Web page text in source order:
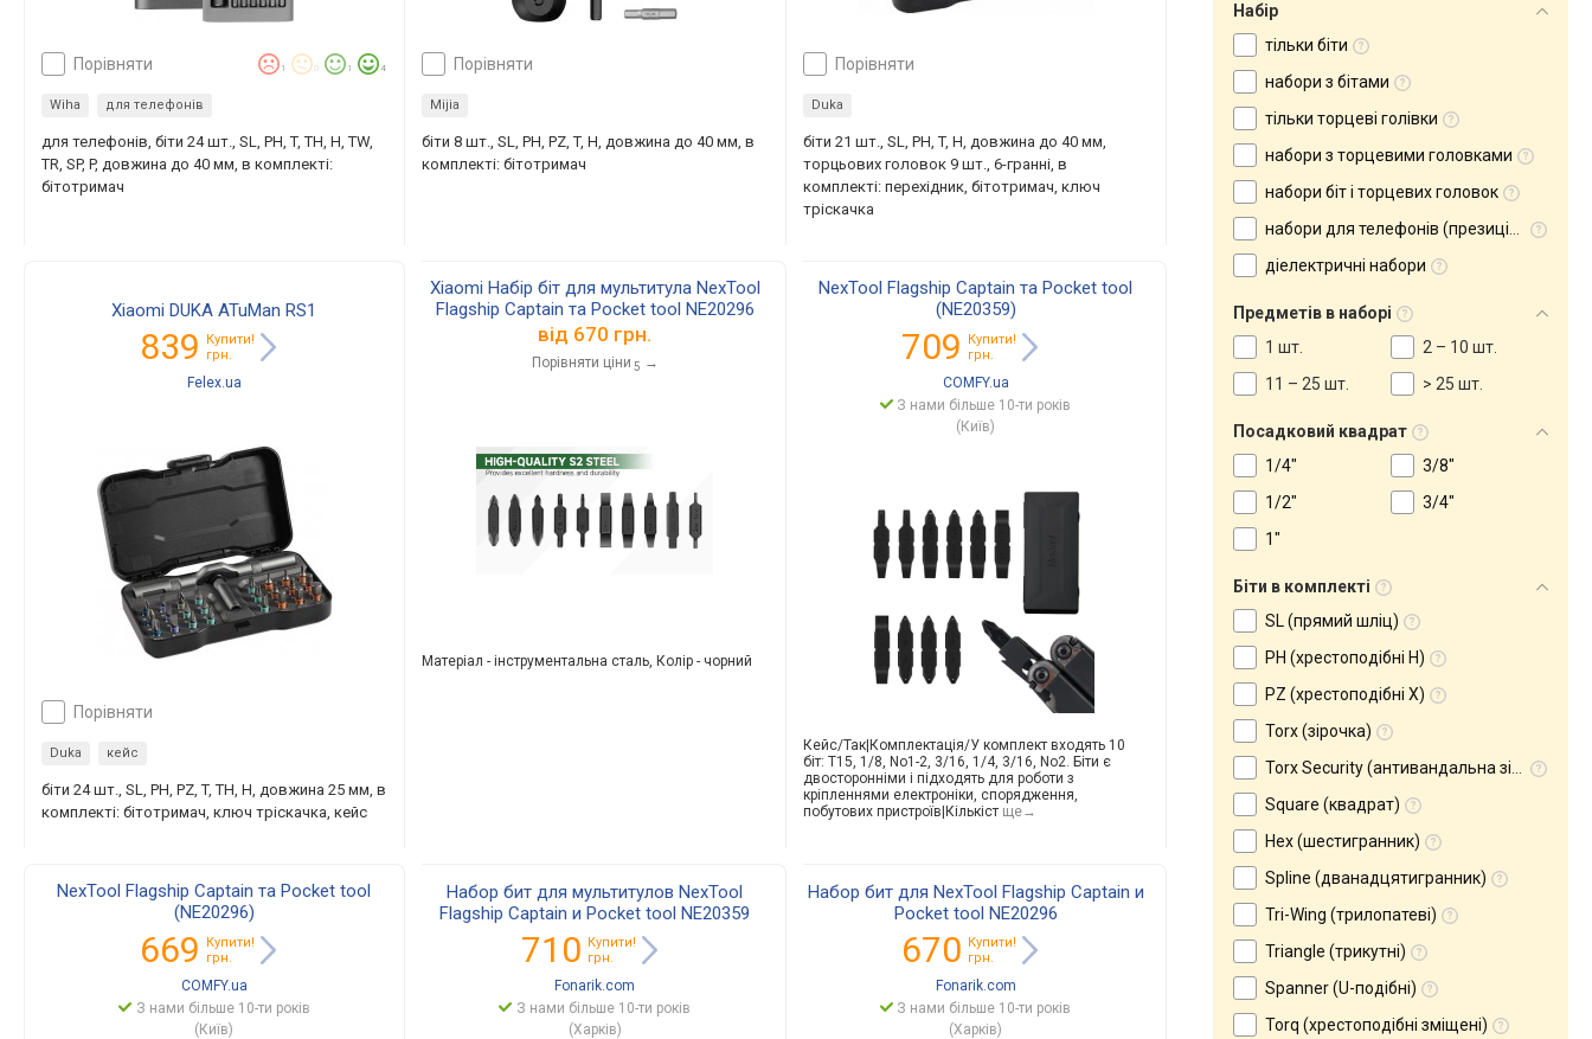
порівняти 1 1 4
Wiha для телефонів
для телефонів, біти 24 шт., SL, PH, T, TH, H, TW,
TR, SP, P, довжина до 40 мм, в комплекті:
бітотримач
порівняти
Mijia
біти 8 шт., SL, PH, PZ, T, H, довжина до 40 мм, в
комплекті: бітотримач
порівняти
Duka
біти 21 шт., SL, PH, T, H, довжина до 40 мм,
торцьових головок 9 шт., 6-гранні, в
комплекті: перехідник, бітотримач, ключ
тріскачка
Xiaomi DUKA ATuMan RS1
839
Купити!
грн.
Felex.ua
порівняти
Duka кейс
біти 24 шт., SL, PH, PZ, T, TH, H, довжина 25 мм, в
комплекті: бітотримач, ключ тріскачка, кейс
Xiaomi Набір біт для мультитула NexTool
Flagship Captain та Pocket tool NE20296
(NE20296)
від 670 грн.
Порівняти ціни 5 →
Матеріал - інструментальна сталь, Колір - чорний
NexTool Flagship Captain та Pocket tool
(NE20359)
FlagshipCaptainтаPockettool(NE20359)
709
Купити!
грн.
COMFY.ua
З нами більше 10-ти років
(Київ)
Кейс/Так|Комплектація/У комплект входять 10
біт: T15, 1/8, No1-2, 3/16, 1/4, 3/16, No2. Біти є
двосторонніми і підходять для роботи з
кріпленнями електроніки, спорядження,
побутових пристроїв|Кількістще→
NexTool Flagship Captain та Pocket tool
(NE20296)
FlagshipCaptainтаPockettool(NE20296)
669
Купити!
грн.
COMFY.ua
З нами більше 10-ти років
(Київ)
Набор бит для мультитулов NexTool
Flagship Captain и Pocket tool NE20359
710 Купити!
грн.
Fonarik.com
З нами більше 10-ти років
(Харків)
Набор бит для NexTool Flagship Captain и
Pocket tool NE20296
670 Купити!
грн.
Fonarik.com
З нами більше 10-ти років
(Харків)
Набір
тільки біти
набори з бітами
тільки торцеві голівки
набори з торцевими головками
набори біт і торцевих головок
набори для телефонів (презиційні)
діелектричні набори
Предметів в наборі
1 шт.
2 – 10 шт.
11 – 25 шт.
> 25 шт.
Посадковий квадрат
1/4"
3/8"
1/2"
3/4"
1"
Біти в комплекті
SL (прямий шліц)
PH (хрестоподібні H)
PZ (хрестоподібні X)
Torx (зірочка)
Torx Security (антивандальна зірочка)
Square (квадрат)
Hex (шестигранник)
Spline (дванадцятигранник)
Tri-Wing (трилопатеві)
Triangle (трикутні)
Spanner (U-подібні)
Torq (хрестоподібні зміщені)